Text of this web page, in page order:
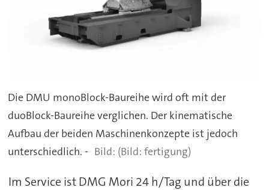
Die DMU monoBlock-Baureihe wird oft mit der
duoBlock-Baureihe verglichen. Der kinematische
Aufbau der beiden Maschinenkonzepte ist jedoch
unterschiedlich. -
(Bild: fertigung)
Im Service ist DMG Mori 24 h/Tag und über die